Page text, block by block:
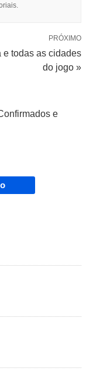
PRÓXIMO
e todas as cidades
do jogo »
e